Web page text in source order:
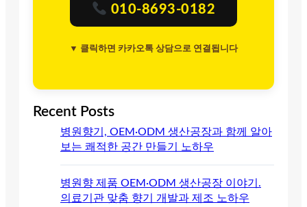
010-8693-0182
▼ 클릭하면 카카오톡 상담으로 연결됩니다
Recent Posts
병원향기, OEM·ODM 생산공장과 함께 알아
보는 쾌적한 공간 만들기 노하우
병원향 제품 OEM·ODM 생산공장 이야기.
의료기관 맞춤 향기 개발과 제조 노하우